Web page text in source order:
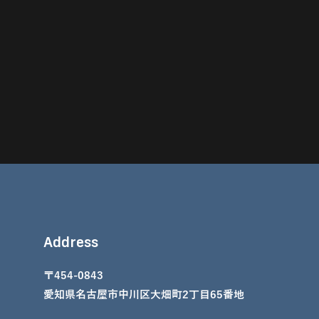
Address
〒454-0843
愛知県名古屋市中川区大畑町2丁目65番地